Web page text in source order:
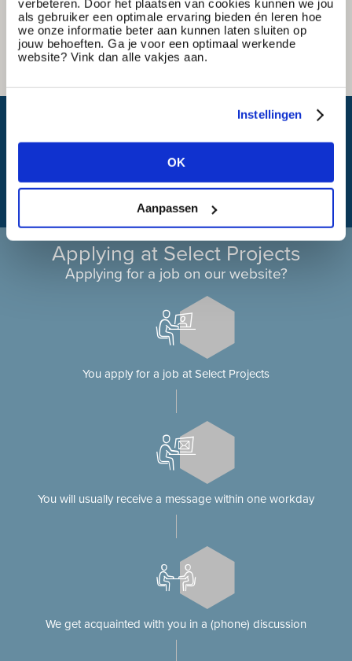
verbeteren. Door het plaatsen van cookies kunnen we jou
als gebruiker een optimale ervaring bieden én leren hoe
we onze informatie beter aan kunnen laten sluiten op
jouw behoeften. Ga je voor een optimaal werkende
website? Vink dan alle vakjes aan.
Instellingen
OK
Aanpassen
Applying at Select Projects
Applying for a job on our website?
You apply for a job at Select Projects
You will usually receive a message within one workday
We get acquainted with you in a (phone) discussion